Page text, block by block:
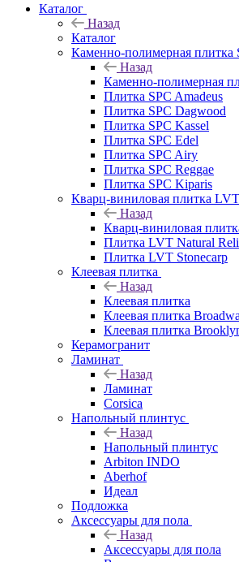
Каталог
Назад
Каталог
Каменно-полимерная плитка
Назад
Каменно-полимерная
Плитка SPC Amadeus
Плитка SPC Dagwood
Плитка SPC Kassel
Плитка SPC Edel
Плитка SPC Airy
Плитка SPC Reggae
Плитка SPC Kiparis
Кварц-виниловая плитка LVT
Назад
Кварц-виниловая
Плитка LVT Natural
Плитка LVT Stonecarp
Клеевая плитка
Назад
Клеевая плитка
Клеевая плитка
Клеевая плитка
Керамогранит
Ламинат
Назад
Ламинат
Corsica
Напольный плинтус
Назад
Напольный плинтус
Arbiton INDO
Aberhof
Идеал
Подложка
Аксессуары для пола
Назад
Аксессуары для пола